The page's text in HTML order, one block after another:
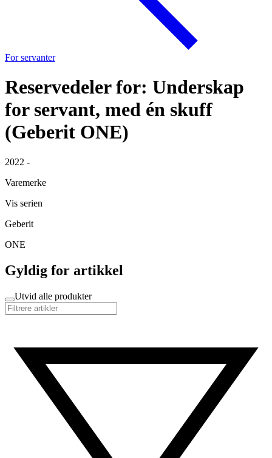
For servanter
Reservedeler for: Underskap
for servant, med én skuff
(Geberit ONE)
2022 -
Varemerke
Vis serien
Geberit
ONE
Gyldig for artikkel
Utvid alle produkter